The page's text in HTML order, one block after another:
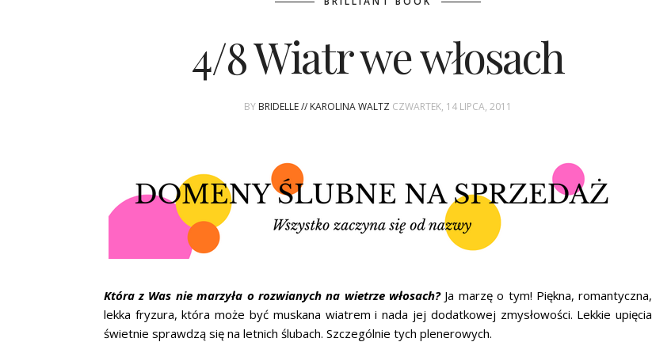
4/8 Wiatr we włosach
BY BRIDELLE // KAROLINA WALTZ CZWARTEK, 14 LIPCA, 2011
Która z Was nie marzyła o rozwianych na wietrze włosach?Ja marzę o tym! Piękna, romantyczna,
lekka fryzura, która może być muskana wiatrem i nada jej dodatkowej zmysłowości. Lekkie upięcia
świetnie sprawdzą się na letnich ślubach. Szczególnie tych plenerowych.